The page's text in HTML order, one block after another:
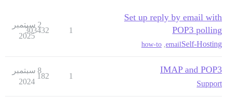
Set up reply by email with
POP3 polling
Self-Hosting
email
how-to
1
303432
2 سبتمبر
2025
IMAP and POP3
Support
1
182
8 سبتمبر
2024